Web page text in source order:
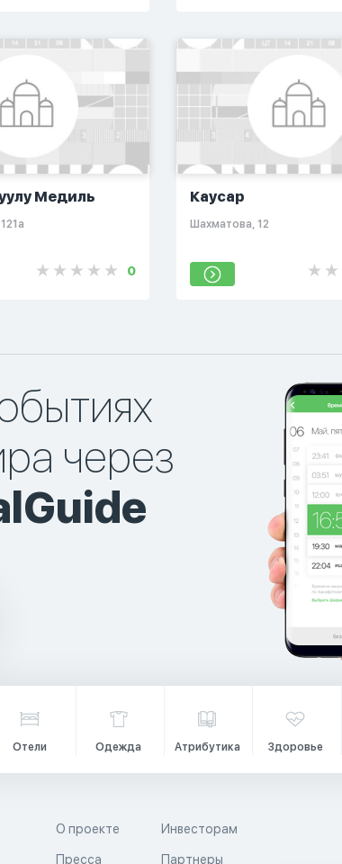
Медиль
0
Каусар
​Шахматова, 12​
через
Отели Одежда Атрибутика Здоровье
О проекте
Пресса
Инвесторам
Партнеры